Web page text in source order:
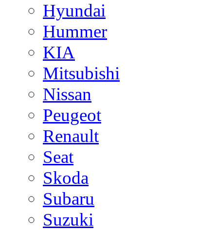
Hyundai
Hummer
KIA
Mitsubishi
Nissan
Peugeot
Renault
Seat
Skoda
Subaru
Suzuki